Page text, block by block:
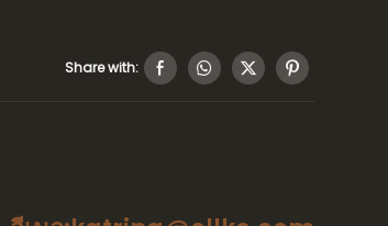
Share with: